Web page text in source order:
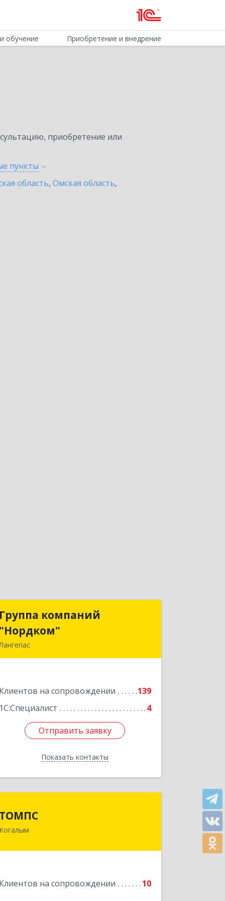
обучение Приобретение и внедрение
приобретение или
пункты
область, Омская область,
Группа компаний
"Нордком"
Клиентов на сопровождении
139
1С:Специалист
4
Отправить заявку
Показать контакты
Группа компаний
Подробнее
Отправить заявку
Назад
ТОМПС
Когалым
Клиентов на сопровождении 10